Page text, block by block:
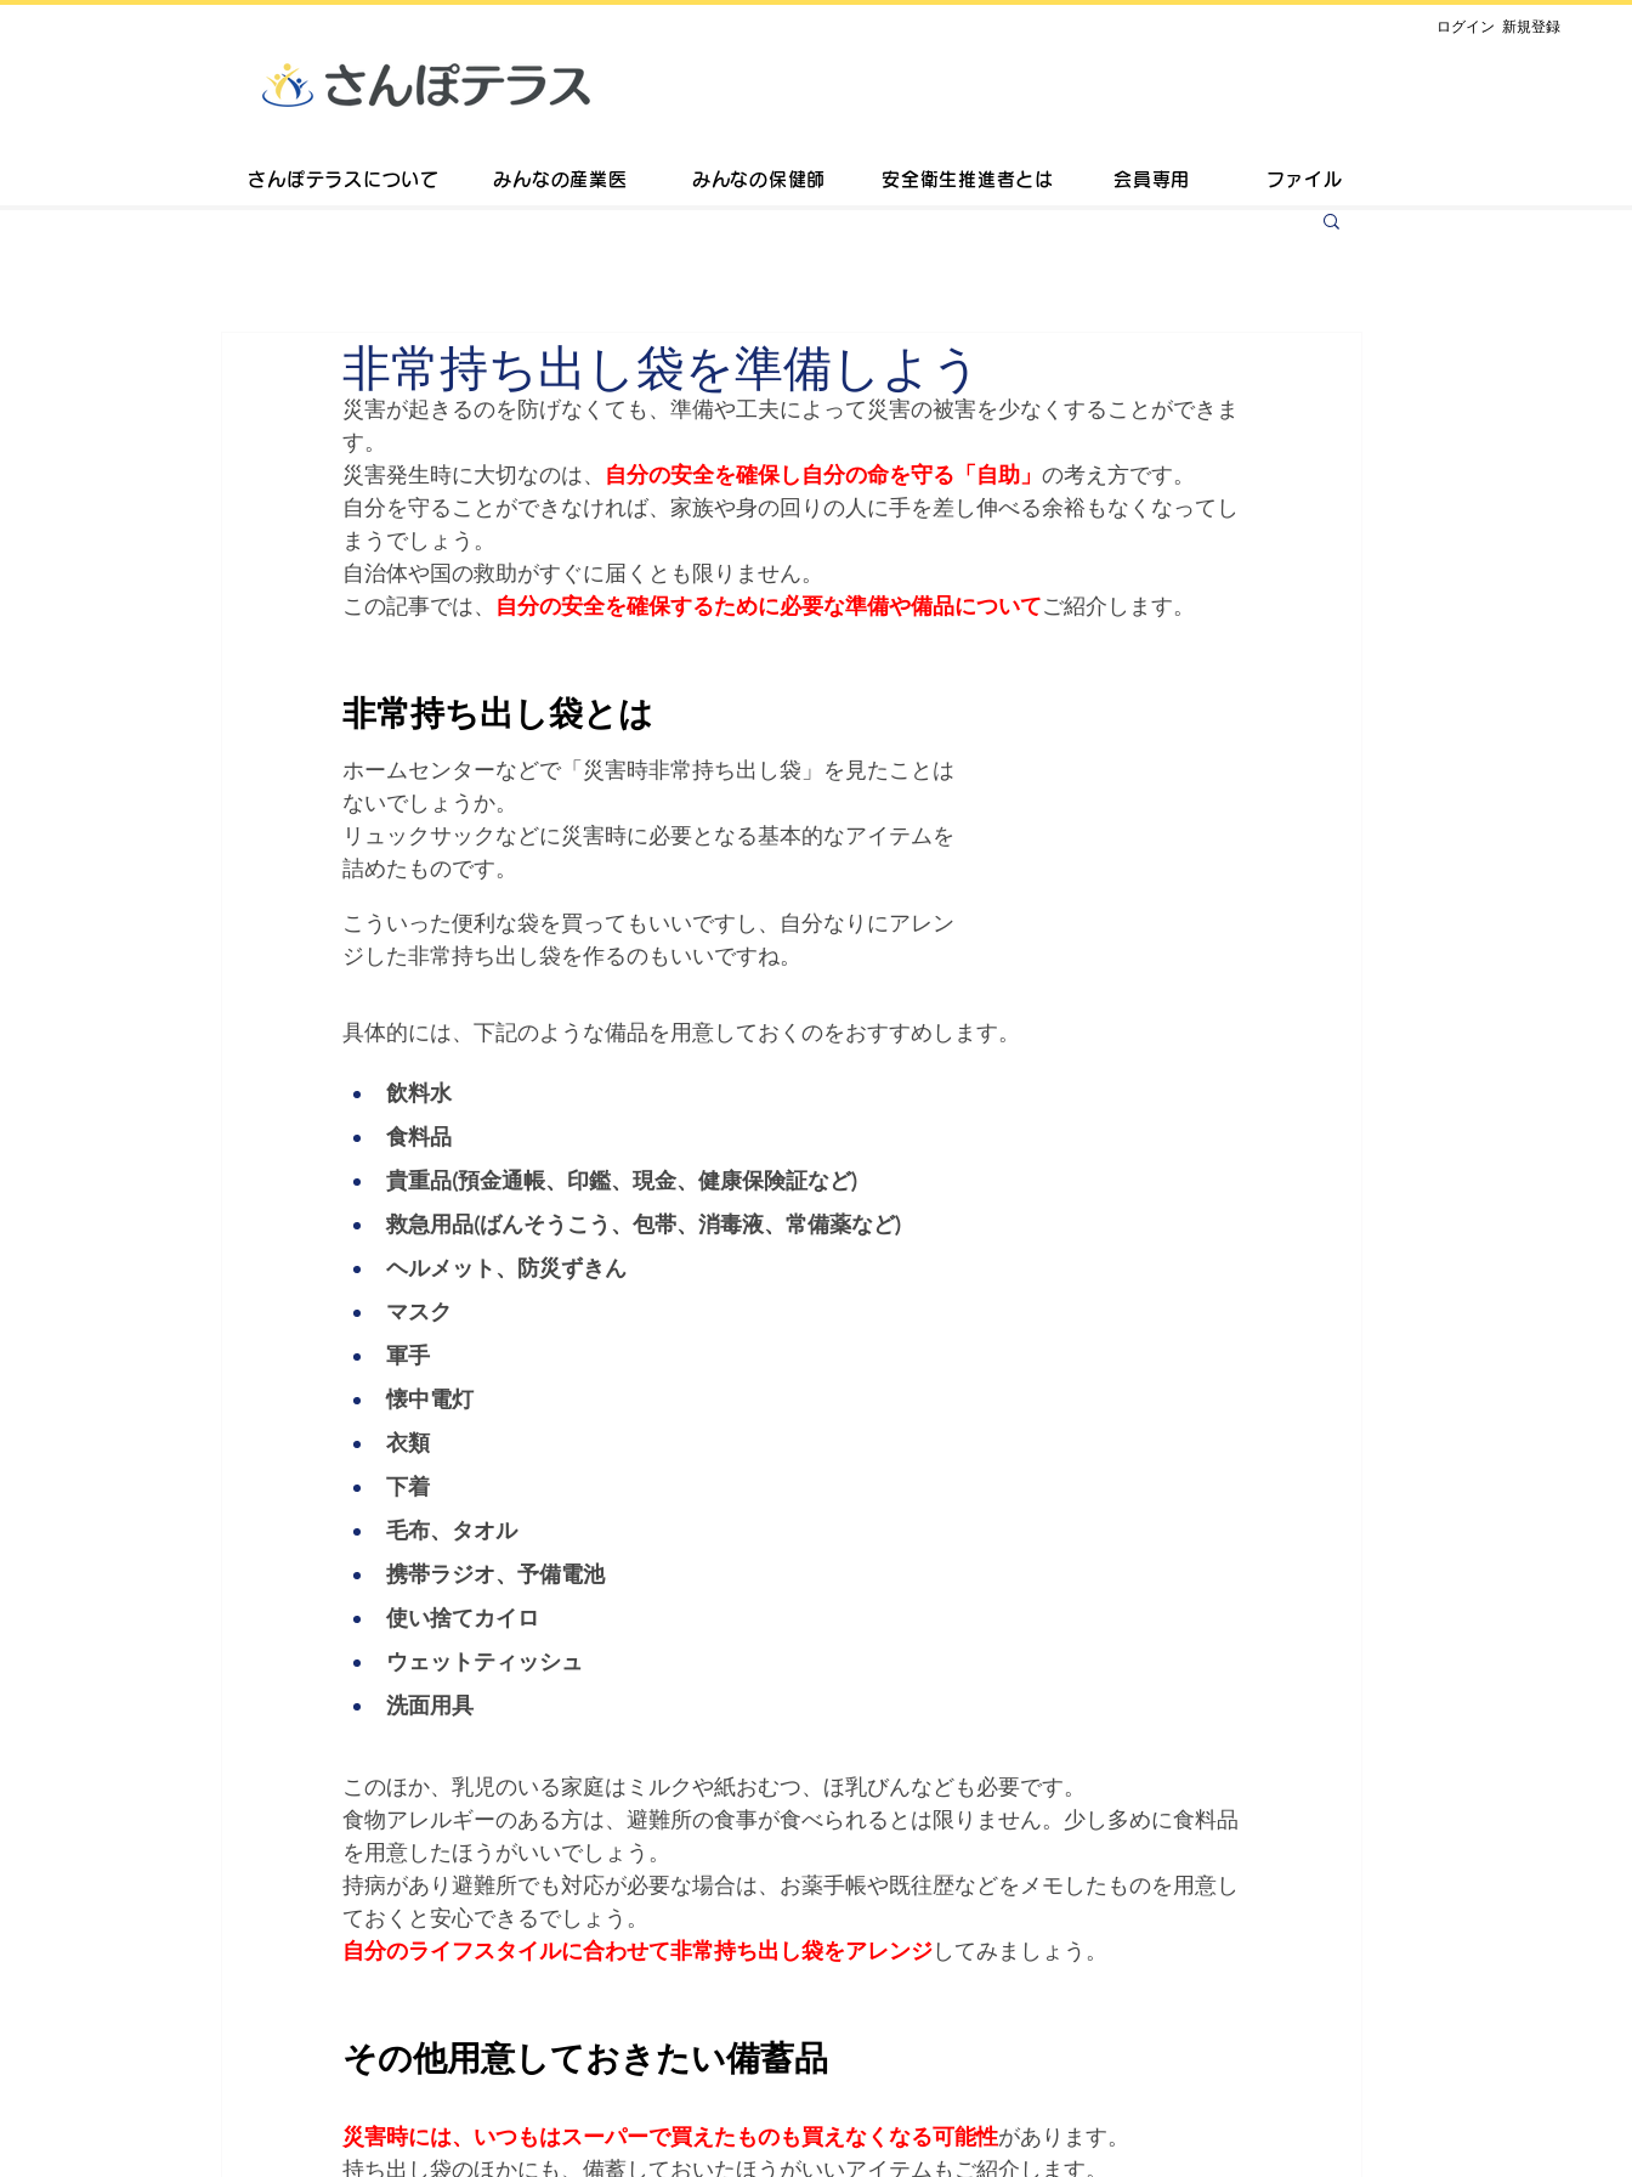
​ログイン 新規登録
さんぽテラスについて みんなの産業医 みんなの保健師 安全衛生推進者とは ファイル
会員専用
非常持ち出し袋を準備しよう
災害が起きるのを防げなくても、準備や工夫によって災害の被害を少なくすることができま
す。
災害発生時に大切なのは、 自分の安全を確保し自分の命を守る「自助」 の考え方です。
自分を守ることができなければ、家族や身の回りの人に手を差し伸べる余裕もなくなってし
まうでしょう。
自治体や国の救助がすぐに届くとも限りません。
この記事では、 自分の安全を確保するために必要な準備や備品についてご紹介します。
非常持ち出し袋とは
ホームセンターなどで「災害時非常持ち出し袋」を見たことは
ないでしょうか。
リュックサックなどに災害時に必要となる基本的なアイテムを
詰めたものです。
こういった便利な袋を買ってもいいですし、自分なりにアレン
ジした非常持ち出し袋を作るのもいいですね。
具体的には、下記のような備品を用意しておくのをおすすめします。
飲料水
食料品
貴重品(預金通帳、印鑑、現金、健康保険証など)
救急用品(ばんそうこう、包帯、消毒液、常備薬など)
ヘルメット、防災ずきん
マスク
軍手
懐中電灯
衣類
下着
毛布、タオル
携帯ラジオ、予備電池
使い捨てカイロ
ウェットティッシュ
洗面用具
このほか、乳児のいる家庭はミルクや紙おむつ、ほ乳びんなども必要です。
食物アレルギーのある方は、避難所の食事が食べられるとは限りません。少し多めに食料品
を用意したほうがいいでしょう。
持病があり避難所でも対応が必要な場合は、お薬手帳や既往歴などをメモしたものを用意し
ておくと安心できるでしょう。
自分のライフスタイルに合わせて非常持ち出し袋をアレンジしてみましょう。
その他用意しておきたい備蓄品
災害時には、いつもはスーパーで買えたものも買えなくなる可能性があります。
持ち出し袋のほかにも、備蓄しておいたほうがいいアイテムもご紹介します。